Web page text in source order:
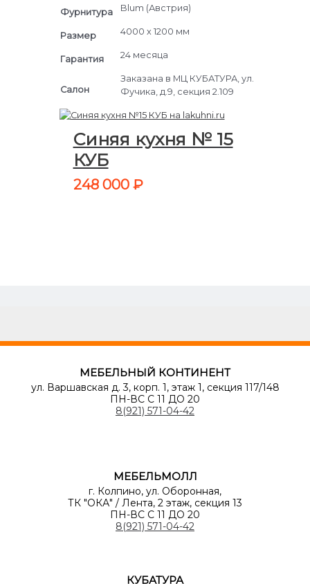
Фурнитура Blum (Австрия)
Размер 4000 х 1200 мм
Гарантия 24 месяца
Салон
Заказана в МЦ КУБАТУРА, ул.
Фучика, д.9, секция 2.109
Синяя кухня № 15
КУБ
248 000 ₽
МЕБЕЛЬНЫЙ КОНТИНЕНТ
ул. Варшавская д. 3, корп. 1, этаж 1, секция 117/148
ПН-ВС С 11 ДО 20
8(921) 571-04-42
МЕБЕЛЬМОЛЛ
г. Колпино, ул. Оборонная,
ТК "ОКА" / Лента, 2 этаж, секция 13
ПН-ВС С 11 ДО 20
8(921) 571-04-42
КУБАТУРА